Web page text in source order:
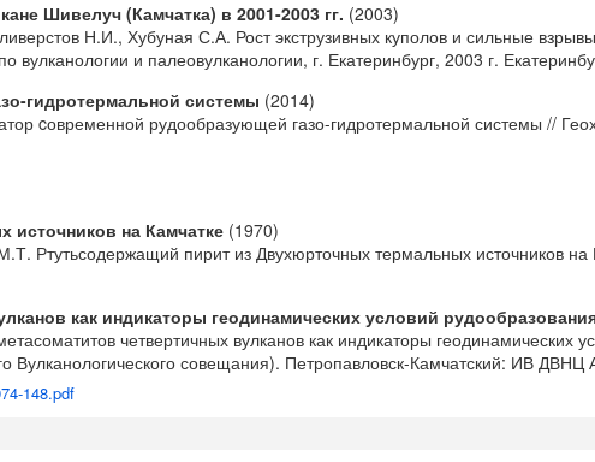
Шивелуч (Камчатка) в 2001-2003 гг. (2003)
Н.И., Хубуная С.А. Рост экструзивных куполов и сильные
и палеовулканологии, г. Екатеринбург, 2003 г.
гидротермальной системы (2014)
cовременной рудообразующей газо-гидротермальной системы //
на Камчатке (1970)
Ртутьсодержащий пирит из Двухюрточных термальных источников
как индикаторы геодинамических условий
четвертичных вулканов как индикаторы геодинамических
Вулканологического совещания). Петропавловск-Камчатский: ИВ
148.pdf